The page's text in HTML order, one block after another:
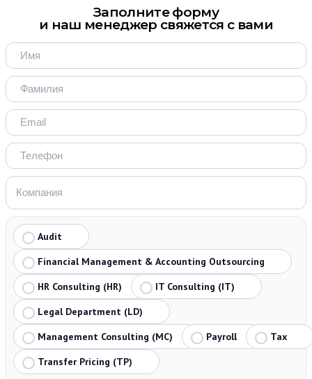
Заполните форму
и наш менеджер свяжется с вами
Audit
Financial Management & Accounting Outsourcing
HR Consulting (HR)
IT Consulting (IT)
Legal Department (LD)
Management Consulting (MC)
Payroll
Tax
Transfer Pricing (TP)